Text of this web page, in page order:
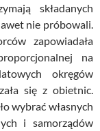
składanych
nie próbowali.
zapowiadała
na
okręgów
się z obietnic.
wybrać własnych
i samorządów